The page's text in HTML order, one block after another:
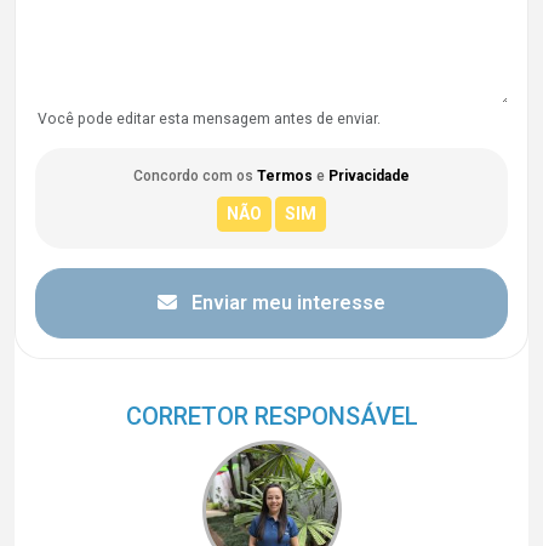
Você pode editar esta mensagem antes de enviar.
Concordo com os Termos e Privacidade
Enviar meu interesse
CORRETOR RESPONSÁVEL